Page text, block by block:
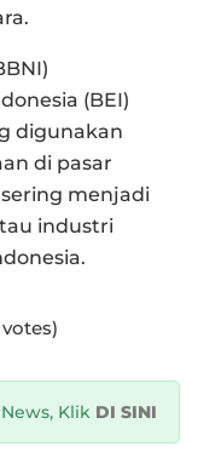
(BEI)
digunakan
di pasar
menjadi
industri
Klik DI SINI